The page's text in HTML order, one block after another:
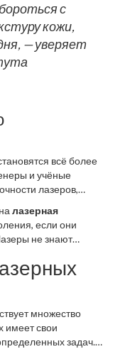
становится
– коллаген
и свежести
процесс
обеспечивая
один из тех случаев,
важно знать, как
для своего типа
с
кожи,
— уверяет
всё более
и учёные
лазеров,
себя – пациенты
но и общую свежесть
и
курса лучше всего
дерматологом,
оптимальный
ведь, как
другое – выбрать
результаты.
лазерная
если они
не знают
помнить, что помимо
здоровье – ведь от
терапии.
множество
имеет свои
задач.